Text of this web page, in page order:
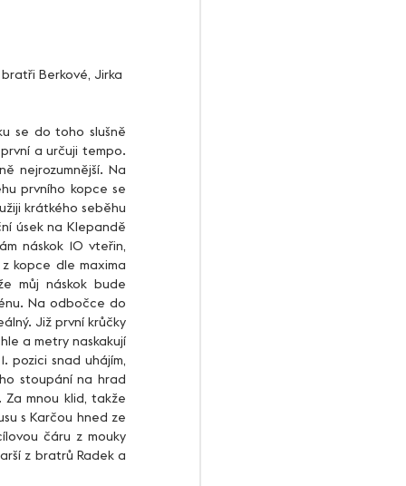
Berkové, Jirka
a určuji tempo.
nejrozumnější. Na
prvního kopce se
krátkého seběhu
úsek na Klepandě
náskok 10 vteřin,
kopce dle maxima
můj náskok bude
Na odbočce do
Již první krůčky
a metry naskakují
pozici snad uhájím,
stoupání na hrad
mnou klid, takže
s Karčou hned ze
čáru z mouky
z bratrů Radek a